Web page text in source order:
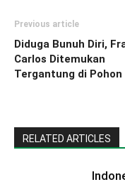
Previous article
Diduga Bunuh Diri,
Carlos Ditemukan
Tergantung di Pohon
RELATED ARTICLES